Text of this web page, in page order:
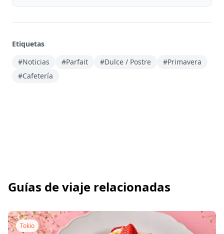
Etiquetas
#Noticias
#Parfait #Dulce / Postre
#Primavera
#Cafetería
Guías de viaje relacionadas
Tokio